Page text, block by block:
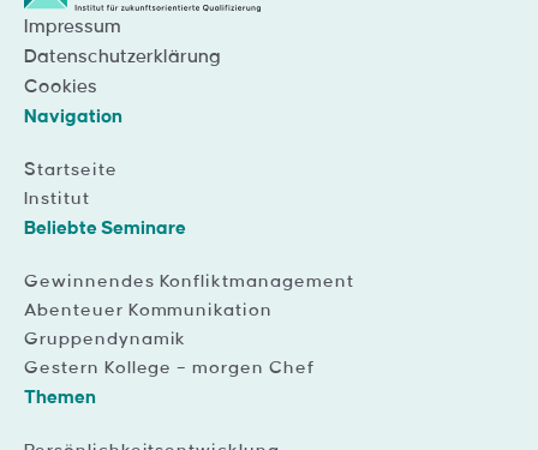
Impressum
Datenschutzerklärung
Cookies
Navigation
Startseite
Institut
Beliebte Seminare
Gewinnendes Konfliktmanagement
Abenteuer Kommunikation
Gruppendynamik
Gestern Kollege – morgen Chef
Themen